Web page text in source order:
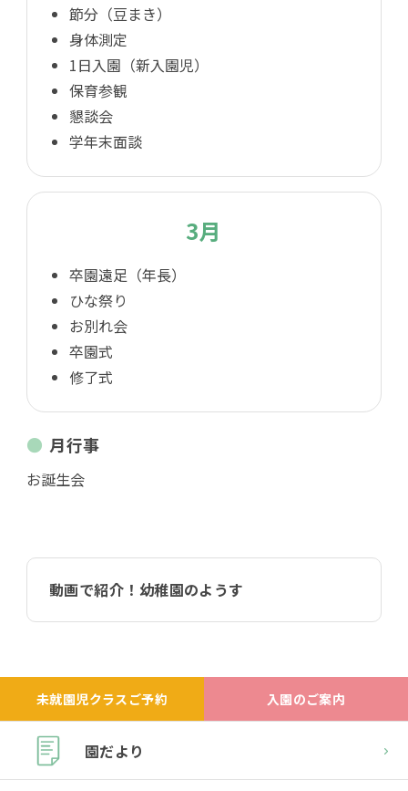
節分（豆まき）
身体測定
1日入園（新入園児）
保育参観
懇談会
学年末面談
3月
卒園遠足（年長）
ひな祭り
お別れ会
卒園式
修了式
月行事
お誕生会
動画で紹介！幼稚園のようす
未就園児クラスご予約 入園のご案内
園だより